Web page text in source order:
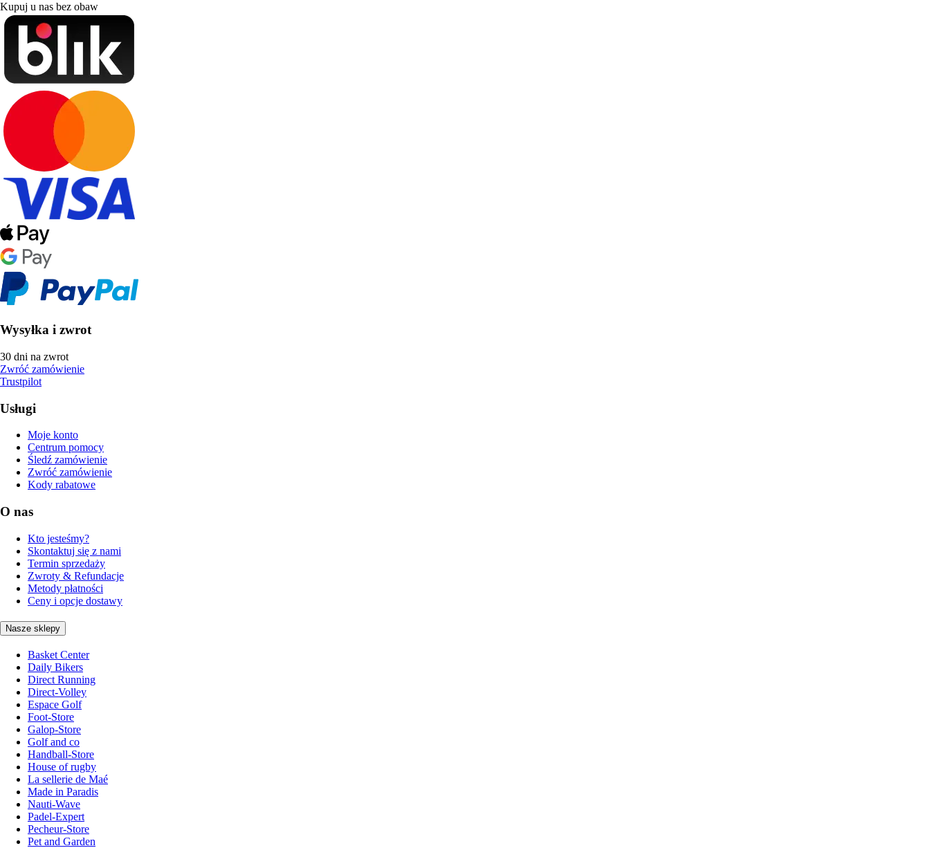
Kupuj u nas bez obaw
Wysyłka i zwrot
30 dni na zwrot
Zwróć zamówienie
Trustpilot
Usługi
Moje konto
Centrum pomocy
Śledź zamówienie
Zwróć zamówienie
Kody rabatowe
O nas
Kto jesteśmy?
Skontaktuj się z nami
Termin sprzedaży
Zwroty & Refundacje
Metody płatności
Ceny i opcje dostawy
Nasze sklepy
Basket Center
Daily Bikers
Direct Running
Direct-Volley
Espace Golf
Foot-Store
Galop-Store
Golf and co
Handball-Store
House of rugby
La sellerie de Maé
Made in Paradis
Nauti-Wave
Padel-Expert
Pecheur-Store
Pet and Garden